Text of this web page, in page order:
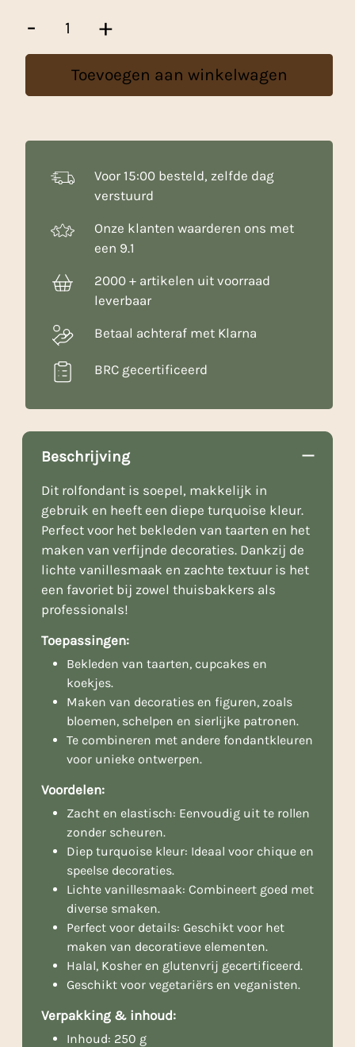
-
Rolfondant
Turquoise
250
+
Toevoegen aan winkelwagen
Voor 15:00 besteld, zelfde dag
verstuurd
Onze klanten waarderen ons met
een 9.1
2000 + artikelen uit voorraad
leverbaar
Betaal achteraf met Klarna
BRC gecertificeerd
Beschrijving
Dit rolfondant is soepel, makkelijk in
gebruik en heeft een diepe turquoise kleur.
Perfect voor het bekleden van taarten en het
maken van verfijnde decoraties. Dankzij de
lichte vanillesmaak en zachte textuur is het
een favoriet bij zowel thuisbakkers als
professionals!
Toepassingen:
Bekleden van taarten, cupcakes en
koekjes.
Maken van decoraties en figuren, zoals
bloemen, schelpen en sierlijke patronen.
Te combineren met andere fondantkleuren
voor unieke ontwerpen.
Voordelen:
Zacht en elastisch: Eenvoudig uit te rollen
zonder scheuren.
Diep turquoise kleur: Ideaal voor chique en
speelse decoraties.
Lichte vanillesmaak: Combineert goed met
diverse smaken.
Perfect voor details: Geschikt voor het
maken van decoratieve elementen.
Halal, Kosher en glutenvrij gecertificeerd.
Geschikt voor vegetariërs en veganisten.
Verpakking & inhoud:
Inhoud: 250 g